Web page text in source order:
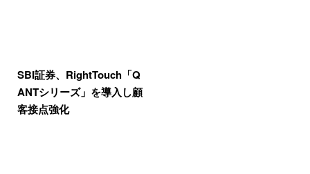
SBI証券、RightTouch「Q
ANTシリーズ」を導入し顧
客接点強化